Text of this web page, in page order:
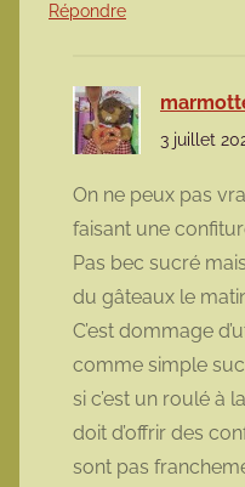
Répondre
3 juillet
On ne peux pas
faisant une
Pas bec sucré
du gâteaux le
C’est dommage
comme simple
si c’est un roulé à
doit d’offrir des
sont pas